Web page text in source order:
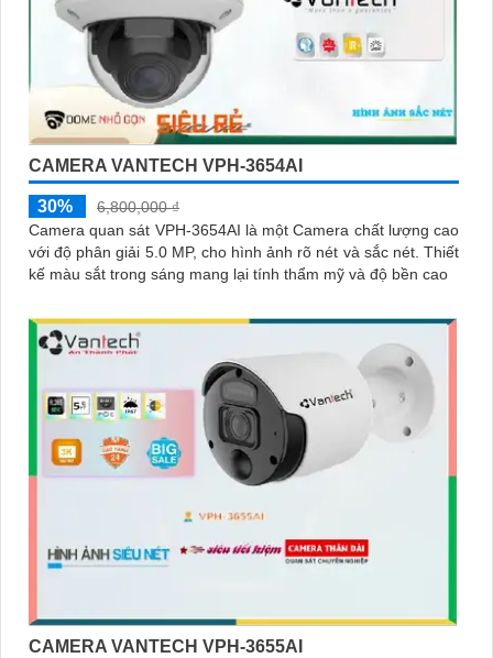
CAMERA VANTECH VPH-3654AI
30%
6,800,000 ₫
Camera quan sát VPH-3654AI là một Camera chất lượng cao
với độ phân giải 5.0 MP, cho hình ảnh rõ nét và sắc nét. Thiết
kế màu sắt trong sáng mang lại tính thẩm mỹ và độ bền cao
CAMERA VANTECH VPH-3655AI